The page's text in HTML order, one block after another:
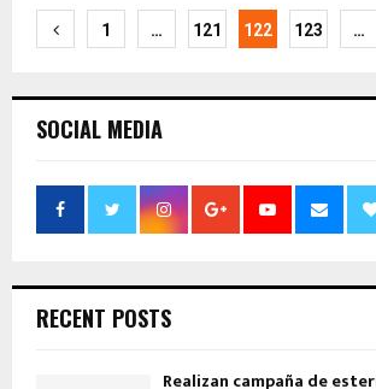
Navegación
entradas
1 … 121 122 123 …
SOCIAL MEDIA
RECENT POSTS
Realizan campaña de